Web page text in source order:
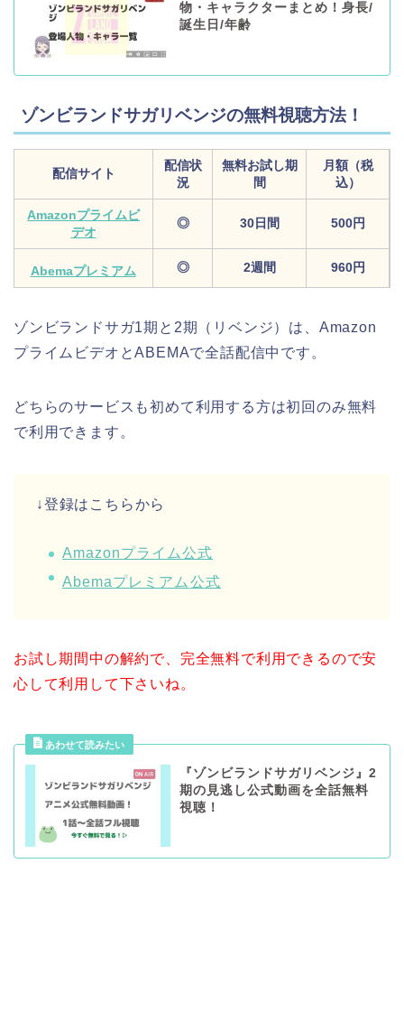
物・キャラクターまとめ！身長/
誕生日/年齢
ゾンビランドサガリベンジの無料視聴方法！
配信サイト
配信状
況
無料お試し期
間
月額（税
込）
Amazonプライムビ
デオ
◎ 30日間 500円
Abemaプレミアム ◎ 2週間 960円
ゾンビランドサガ1期と2期（リベンジ）は、Amazon
プライムビデオとABEMAで全話配信中です。
どちらのサービスも初めて利用する方は初回のみ無料
で利用できます。
↓登録はこちらから
Amazonプライム公式
Abemaプレミアム 公式
お試し期間中の解約で、完全無料で利用できるので安
心して利用して下さいね。
『ゾンビランドサガリベンジ』2
期の見逃し公式動画を全話無料
視聴！